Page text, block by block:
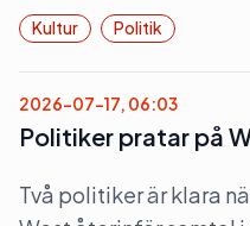
Kultur Politik
2026-07-17, 06:03
Politiker pratar på
Två politiker är klara